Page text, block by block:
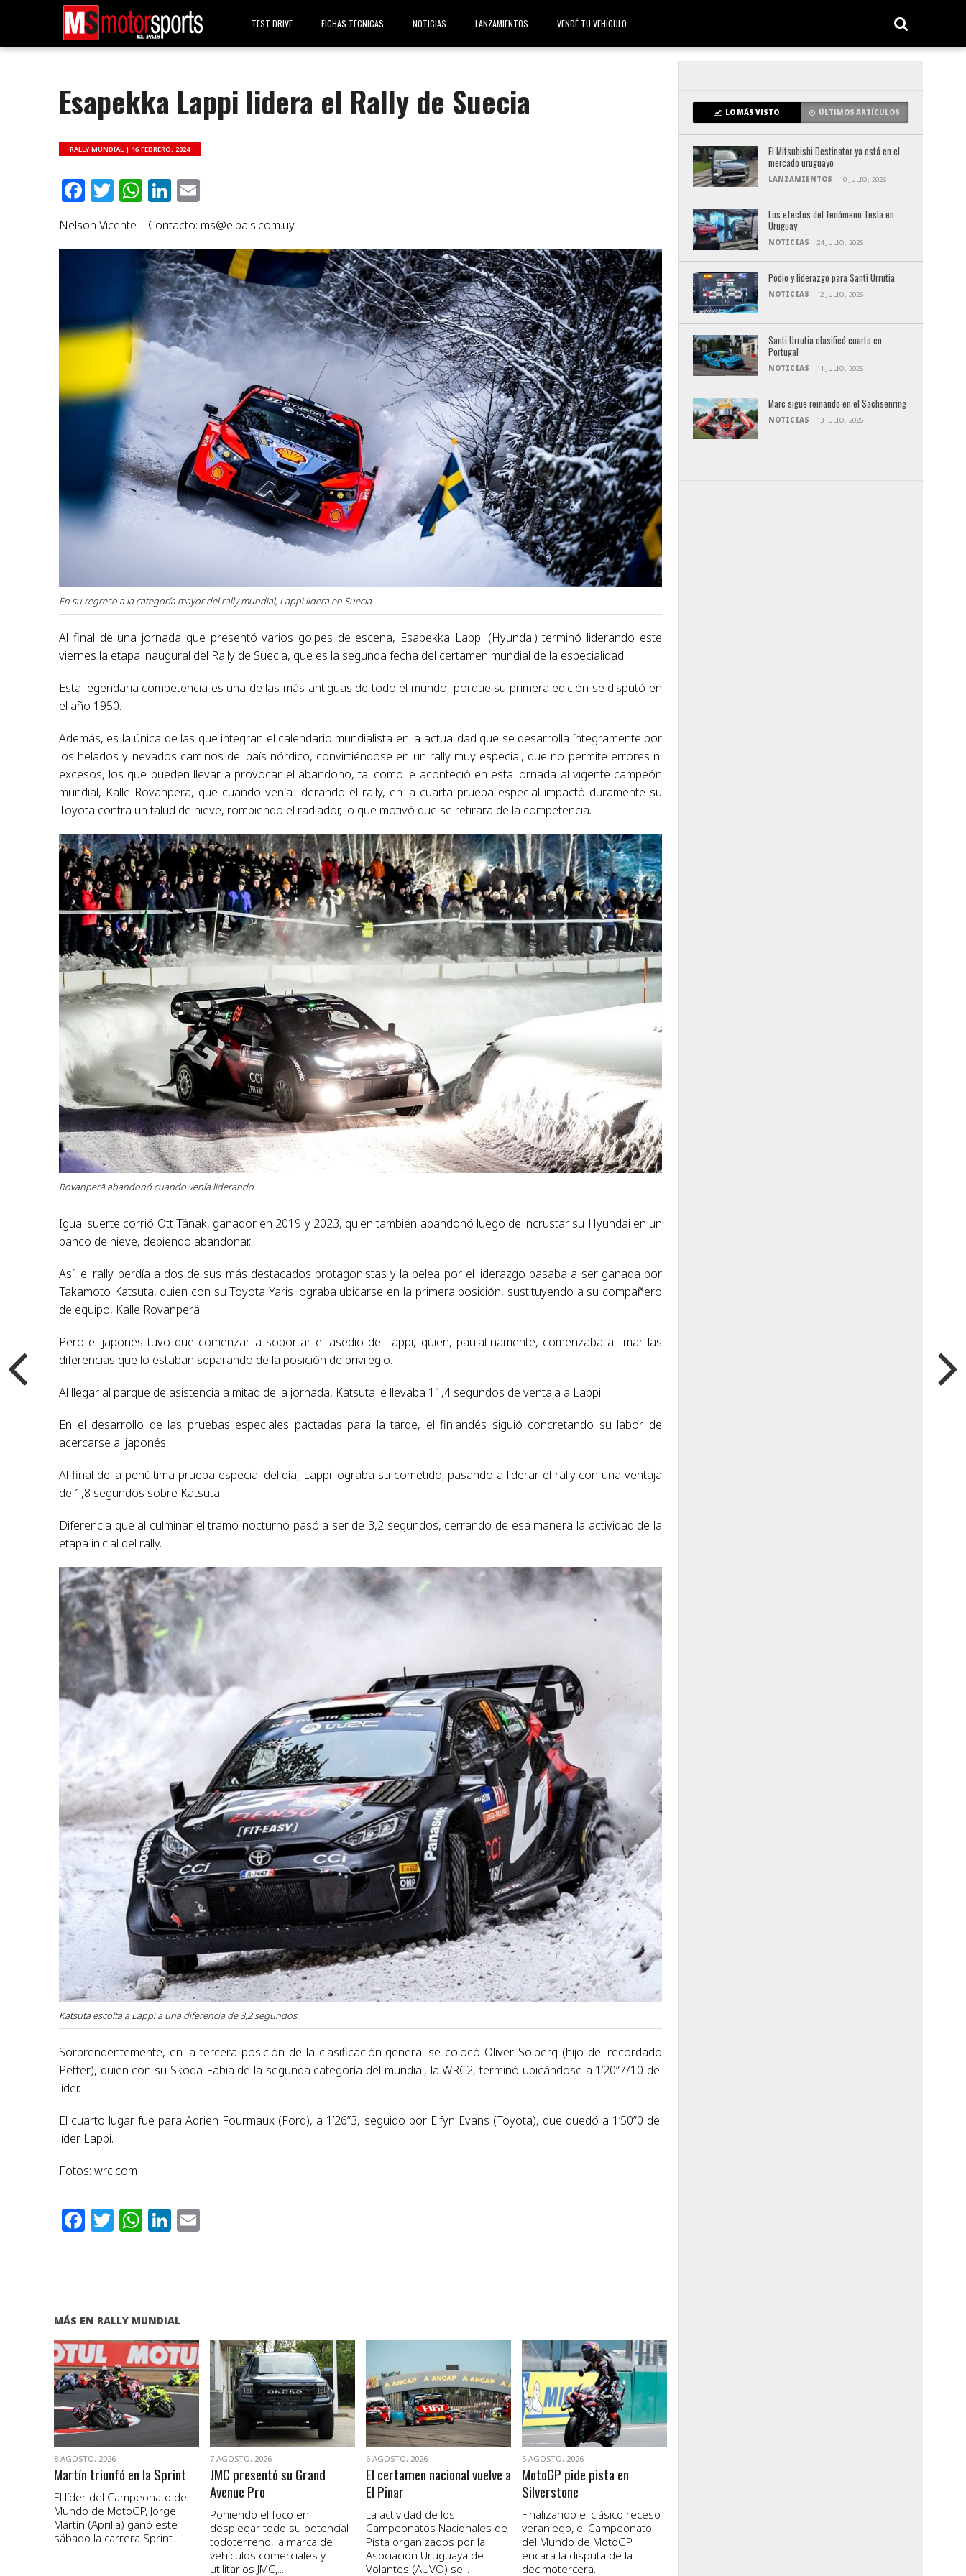
TEST DRIVE FICHAS TÉCNICAS NOTICIAS LANZAMIENTOS VENDÉ TU VEHÍCULO
Esapekka Lappi lidera el Rally de Suecia
RALLY MUNDIAL | 16 FEBRERO, 2024
Facebook
Twitter
WhatsApp
LinkedIn
Nelson Vicente – Contacto: ms@elpais.com.uy
En su regreso a la categoría mayor del rally mundial, Lappi lidera en Suecia.
Al final de una jornada que presentó varios golpes de escena, Esapekka Lappi (Hyundai) terminó liderando este
viernes la etapa inaugural del Rally de Suecia, que es la segunda fecha del certamen mundial de la especialidad.
Esta legendaria competencia es una de las más antiguas de todo el mundo, porque su primera edición se disputó en
el año 1950.
Además, es la única de las que integran el calendario mundialista en la actualidad que se desarrolla íntegramente por
los helados y nevados caminos del país nórdico, convirtiéndose en un rally muy especial, que no permite errores ni
excesos, los que pueden llevar a provocar el abandono, tal como le aconteció en esta jornada al vigente campeón
mundial, Kalle Rovanperä, que cuando venía liderando el rally, en la cuarta prueba especial impactó duramente su
Toyota contra un talud de nieve, rompiendo el radiador, lo que motivó que se retirara de la competencia.
Rovanperä abandonó cuando venía liderando.
Igual suerte corrió Ott Tänak, ganador en 2019 y 2023, quien también abandonó luego de incrustar su Hyundai en un
banco de nieve, debiendo abandonar.
Así, el rally perdía a dos de sus más destacados protagonistas y la pelea por el liderazgo pasaba a ser ganada por
Takamoto Katsuta, quien con su Toyota Yaris lograba ubicarse en la primera posición, sustituyendo a su compañero
de equipo, Kalle Rovanperä.
Pero el japonés tuvo que comenzar a soportar el asedio de Lappi, quien, paulatinamente, comenzaba a limar las
diferencias que lo estaban separando de la posición de privilegio.
Al llegar al parque de asistencia a mitad de la jornada, Katsuta le llevaba 11,4 segundos de ventaja a Lappi.
En el desarrollo de las pruebas especiales pactadas para la tarde, el finlandés siguió concretando su labor de
acercarse al japonés.
Al final de la penúltima prueba especial del día, Lappi lograba su cometido, pasando a liderar el rally con una ventaja
de 1,8 segundos sobre Katsuta.
Diferencia que al culminar el tramo nocturno pasó a ser de 3,2 segundos, cerrando de esa manera la actividad de la
etapa inicial del rally.
Katsuta escolta a Lappi a una diferencia de 3,2 segundos.
Sorprendentemente, en la tercera posición de la clasificación general se colocó Oliver Solberg (hijo del recordado
Petter), quien con su Skoda Fabia de la segunda categoría del mundial, la WRC2, terminó ubicándose a 1’20”7/10 del
líder.
El cuarto lugar fue para Adrien Fourmaux (Ford), a 1’26”3, seguido por Elfyn Evans (Toyota), que quedó a 1’50”0 del
líder Lappi.
Fotos: wrc.com
Facebook
Twitter
WhatsApp
LinkedIn
MÁS EN RALLY MUNDIAL
VER NOTA
8 AGOSTO, 2026
Martín triunfó en la Sprint
El líder del Campeonato del
Mundo de MotoGP, Jorge
Martín (Aprilia) ganó este
sábado la carrera Sprint...
VER NOTA
7 AGOSTO, 2026
JMC presentó su Grand
Avenue Pro
Poniendo el foco en
desplegar todo su potencial
todoterreno, la marca de
vehículos comerciales y
utilitarios JMC,...
VER NOTA
6 AGOSTO, 2026
El certamen nacional vuelve a
El Pinar
La actividad de los
Campeonatos Nacionales de
Pista organizados por la
Asociación Uruguaya de
Volantes (AUVO) se...
VER NOTA
5 AGOSTO, 2026
MotoGP pide pista en
Silverstone
Finalizando el clásico receso
veraniego, el Campeonato
del Mundo de MotoGP
encara la disputa de la
decimotercera...
LO MÁS VISTO ÚLTIMOS ARTÍCULOS
El Mitsubishi Destinator ya está en el
mercado uruguayo
LANZAMIENTOS 10 JULIO, 2026
Los efectos del fenómeno Tesla en
Uruguay
NOTICIAS 24 JULIO, 2026
Podio y liderazgo para Santi Urrutia
NOTICIAS 12 JULIO, 2026
Santi Urrutia clasificó cuarto en
Portugal
NOTICIAS 11 JULIO, 2026
Marc sigue reinando en el Sachsenring
NOTICIAS 13 JULIO, 2026